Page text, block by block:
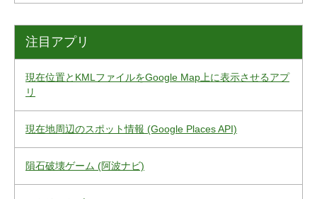
注目アプリ
現在位置とKMLファイルをGoogle Map上に表示させるアプ
リ
現在地周辺のスポット情報 (Google Places API)
隕石破壊ゲーム (阿波ナビ)